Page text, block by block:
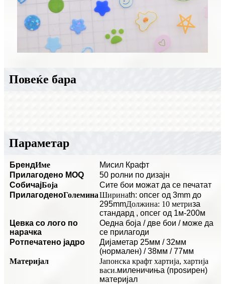
Повеќе бара
Параметар
БрендИме
Мисил Крафт
Прилагодено MOQ
50 ролни по дизајн
CобичајБоја
Сите бои можат да се печатат
ПрилагоденоГолеминаШиринаth: опсег од 3mm до
295mmДолжина: 10 метриза
стандард , опсег од 1м-200м
Цевка со лого по
нарачка
Oедна боја / две бои / може да
се прилагоди
Pотпечатено јадро
Дијаметар 25мм / 32мм
(нормален) / 38мм / 77мм
Материјал
Јапонска крафт хартија, хартија
васи.миленичиња (проѕирен)
материјал